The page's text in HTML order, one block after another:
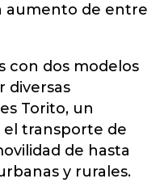
aumento de entre
con dos modelos
diversas
Torito, un
el transporte de
de hasta
y rurales.